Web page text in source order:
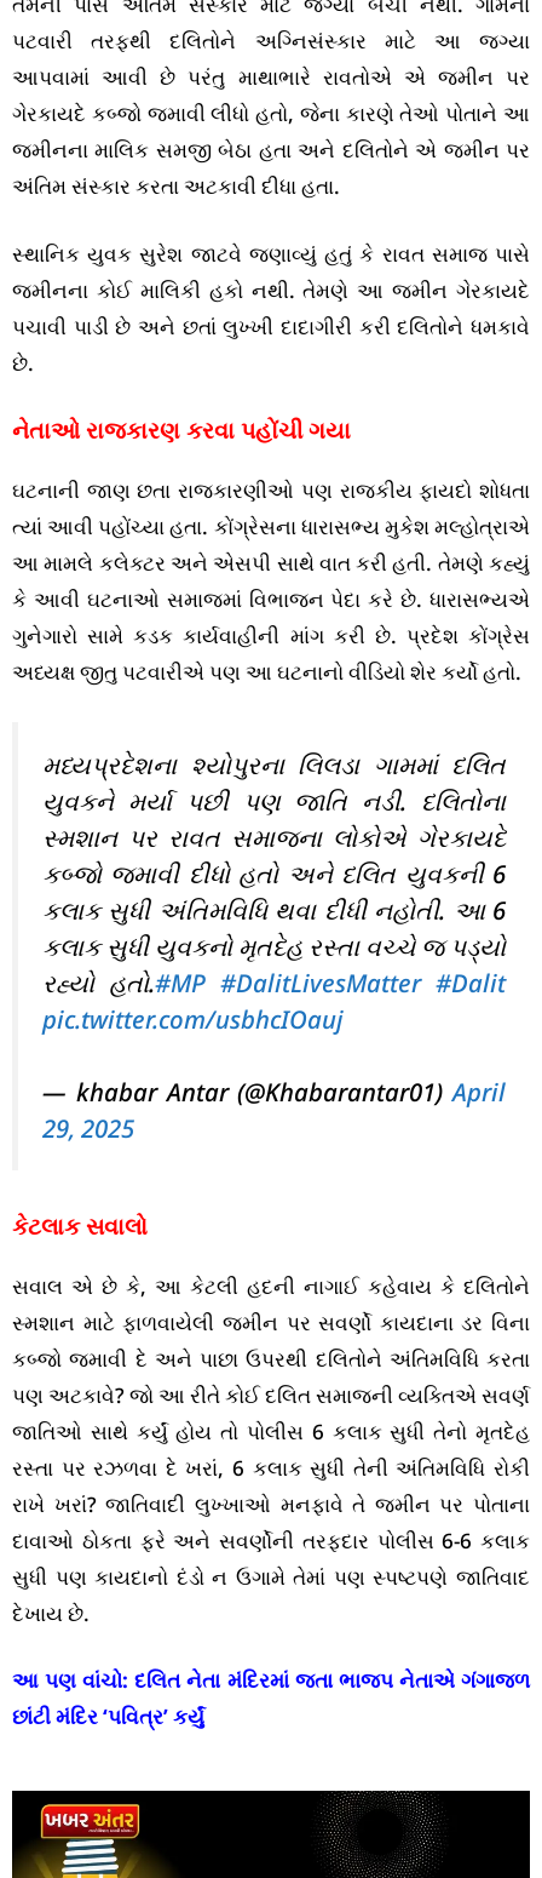
પટવારી તરફથી દલિતોને અગ્નિસંસ્કાર માટે આ જગ્યા
આપવામાં આવી છે પરંતુ માથાભારે રાવતોએ એ જમીન પર
ગેરકાયદે કબ્જો જમાવી લીધો હતો, જેના કારણે તેઓ પોતાને આ
જમીનના માલિક સમજી બેઠા હતા અને દલિતોને એ જમીન પર
અંતિમ સંસ્કાર કરતા અટકાવી દીધા હતા.
સ્થાનિક યુવક સુરેશ જાટવે જણાવ્યું હતું કે રાવત સમાજ પાસે
જમીનના કોઈ માલિકી હકો નથી. તેમણે આ જમીન ગેરકાયદે
પચાવી પાડી છે અને છતાં લુખ્ખી દાદાગીરી કરી દલિતોને ધમકાવે
છે.
નેતાઓ રાજકારણ કરવા પહોંચી ગયા
ઘટનાની જાણ છતા રાજકારણીઓ પણ રાજકીય ફાયદો શોધતા
ત્યાં આવી પહોંચ્યા હતા. કોંગ્રેસના ધારાસભ્ય મુકેશ મલ્હોત્રાએ
આ મામલે કલેક્ટર અને એસપી સાથે વાત કરી હતી. તેમણે કહ્યું
કે આવી ઘટનાઓ સમાજમાં વિભાજન પેદા કરે છે. ધારાસભ્યએ
ગુનેગારો સામે કડક કાર્યવાહીની માંગ કરી છે. પ્રદેશ કોંગ્રેસ
અધ્યક્ષ જીતુ પટવારીએ પણ આ ઘટનાનો વીડિયો શેર કર્યો હતો.
મધ્યપ્રદેશના શ્યોપુરના લિલડા ગામમાં દલિત
યુવકને મર્યા પછી પણ જાતિ નડી. દલિતોના
સ્મશાન પર રાવત સમાજના લોકોએ ગેરકાયદે
કબ્જો જમાવી દીધો હતો અને દલિત યુવકની 6
કલાક સુધી અંતિમવિધિ થવા દીધી નહોતી. આ 6
કલાક સુધી યુવકનો મૃતદેહ રસ્તા વચ્ચે જ પડ્યો
રહ્યો હતો.#MP #DalitLivesMatter #Dalit
pic.twitter.com/usbhcIOauj
— khabar Antar (@Khabarantar01)April
29, 2025
કેટલાક સવાલો
સવાલ એ છે કે, આ કેટલી હદની નાગાઈ કહેવાય કે દલિતોને
સ્મશાન માટે ફાળવાયેલી જમીન પર સવર્ણો કાયદાના ડર વિના
કબ્જો જમાવી દે અને પાછા ઉપરથી દલિતોને અંતિમવિધિ કરતા
પણ અટકાવે? જો આ રીતે કોઈ દલિત સમાજની વ્યક્તિએ સવર્ણ
જાતિઓ સાથે કર્યું હોય તો પોલીસ 6 કલાક સુધી તેનો મૃતદેહ
રસ્તા પર રઝળવા દે ખરાં, 6 કલાક સુધી તેની અંતિમવિધિ રોકી
રાખે ખરાં? જાતિવાદી લુખ્ખાઓ મનફાવે તે જમીન પર પોતાના
દાવાઓ ઠોકતા ફરે અને સવર્ણોની તરફદાર પોલીસ 6-6 કલાક
સુધી પણ કાયદાનો દંડો ન ઉગામે તેમાં પણ સ્પષ્ટપણે જાતિવાદ
દેખાય છે.
આ પણ વાંચો:દલિત નેતા મંદિરમાં જતા ભાજપ નેતાએ ગંગાજળ
છાંટી મંદિર ‘પવિત્ર’ કર્યું